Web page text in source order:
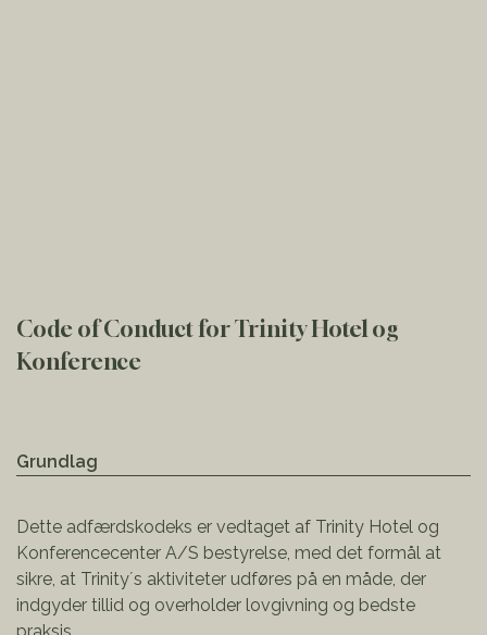
Code of Conduct for Trinity Hotel og
Konference
Grundlag
Dette adfærdskodeks er vedtaget af Trinity Hotel og
Konferencecenter A/S bestyrelse, med det formål at
sikre, at Trinity´s aktiviteter udføres på en måde, der
indgyder tillid og overholder lovgivning og bedste